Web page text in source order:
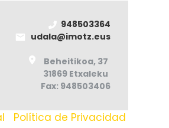
948503364
udala@imotz.eus
Beheitikoa, 37
31869 Etxaleku
Fax: 948503406
Política de Privacidad